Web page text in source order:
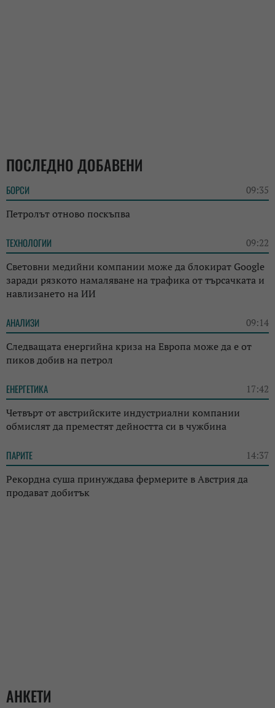
ПОСЛЕДНО ДОБАВЕНИ
БОРСИ 09:35
Петролът отново поскъпва
ТЕХНОЛОГИИ 09:22
Световни медийни компании може да блокират Google
заради рязкото намаляване на трафика от търсачката и
навлизането на ИИ
АНАЛИЗИ 09:14
Следващата енергийна криза на Европа може да е от
пиков добив на петрол
ЕНЕРГЕТИКА 17:42
Четвърт от австрийските индустриални компании
обмислят да преместят дейността си в чужбина
ПАРИТЕ 14:37
Рекордна суша принуждава фермерите в Австрия да
продават добитък
АНКЕТИ